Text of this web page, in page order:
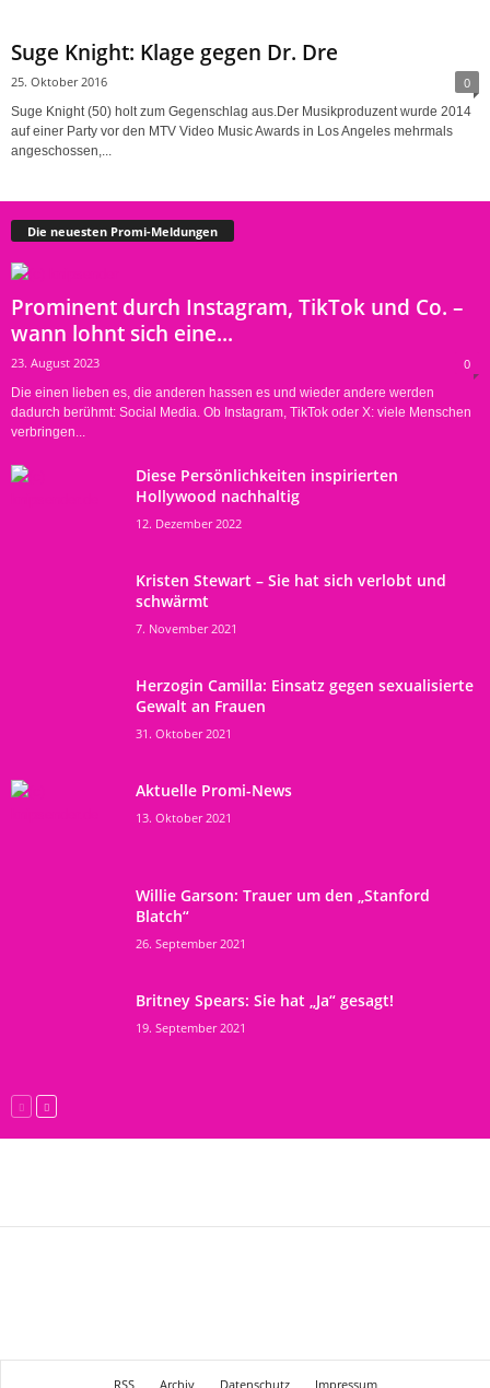
Suge Knight: Klage gegen Dr. Dre
25. Oktober 2016 0
Suge Knight (50) holt zum Gegenschlag aus.Der Musikproduzent wurde 2014
auf einer Party vor den MTV Video Music Awards in Los Angeles mehrmals
angeschossen,...
Die neuesten Promi-Meldungen
Prominent durch Instagram, TikTok und Co. –
wann lohnt sich eine...
23. August 2023 0
Die einen lieben es, die anderen hassen es und wieder andere werden
dadurch berühmt: Social Media. Ob Instagram, TikTok oder X: viele Menschen
verbringen...
Diese Persönlichkeiten inspirierten
Hollywood nachhaltig
12. Dezember 2022
Kristen Stewart – Sie hat sich verlobt und
schwärmt
7. November 2021
Herzogin Camilla: Einsatz gegen sexualisierte
Gewalt an Frauen
31. Oktober 2021
Aktuelle Promi-News
13. Oktober 2021
Willie Garson: Trauer um den „Stanford
Blatch“
26. September 2021
Britney Spears: Sie hat „Ja“ gesagt!
19. September 2021
RSS Archiv Datenschutz Impressum